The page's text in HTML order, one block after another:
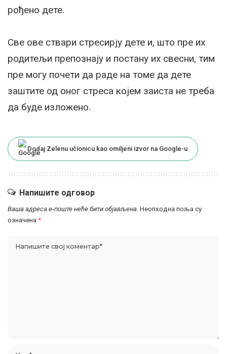
рођено дете.
Све ове ствари стресирју дете и, што пре их
родитељи препознају и постану их свесни, тим
пре могу почети да раде на томе да дете
заштите од оног стреса којем заиста не треба
да буде изложено.
Dodaj Zelenu učionicu kao omiljeni izvor na Google-u
Напишите одговор
Ваша адреса е-поште неће бити објављена. Неопходна поља су
означена *